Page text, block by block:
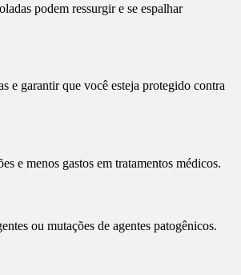
podem ressurgir e se espalhar
e garantir que você esteja protegido contra
e menos gastos em tratamentos médicos.
ou mutações de agentes patogênicos.